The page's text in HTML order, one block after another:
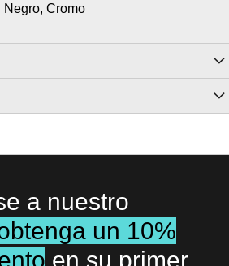
Negro, Cromo
a nuestro
un 10%
en su primer